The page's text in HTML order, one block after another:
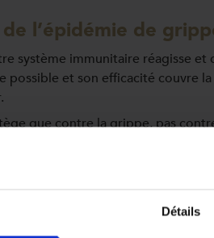
Détails
l’épidémie de
système immunitaire réagisse
possible et son efficacité couvre
que contre la grippe, pas
que le vaccin.